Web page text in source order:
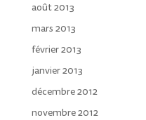
août 2013
mars 2013
février 2013
janvier 2013
décembre 2012
novembre 2012